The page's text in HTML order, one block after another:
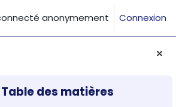
anonymement Connexion
Blocs
Table des matières